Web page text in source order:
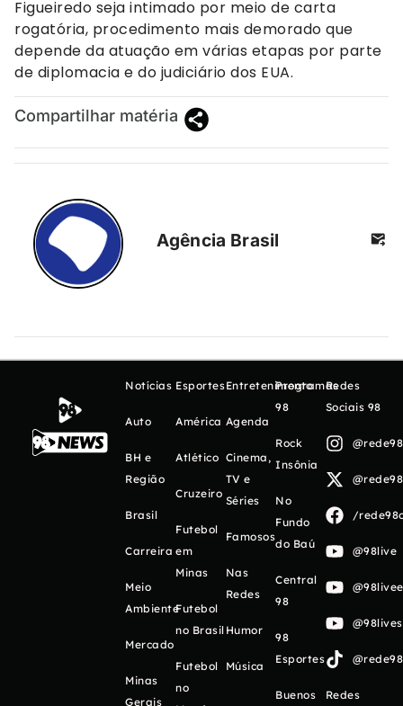
Figueiredo seja intimado por meio de carta
rogatória, procedimento mais demorado que
depende da atuação em várias etapas por parte
de diplomacia e do judiciário dos EUA.
Compartilhar matéria
Agência Brasil
Notícias
Auto
BH e
Região
Brasil
Carreira
Meio
Ambiente
Mercado
Minas
Gerais
Esportes
América
Atlético
Cruzeiro
Futebol
em
Minas
Futebol
no Brasil
Futebol
no
Entretenimento
Agenda
Cinema,
TV e
Séries
Famosos
Nas
Redes
Humor
Música
Programas
98
Rock
Insônia
No
Fundo
do Baú
Central
98
98
Esportes
Buenos
Redes
Sociais 98
/
@98live
Redes